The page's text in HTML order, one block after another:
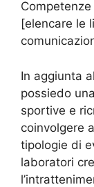
[elencare le
In aggiunta
possiedo
sportive e
coinvolgere
tipologie di
laboratori